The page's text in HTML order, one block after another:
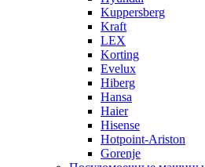
Kuppersberg
Kraft
LEX
Korting
Evelux
Hiberg
Hansa
Haier
Hisense
Hotpoint-Ariston
Gorenje